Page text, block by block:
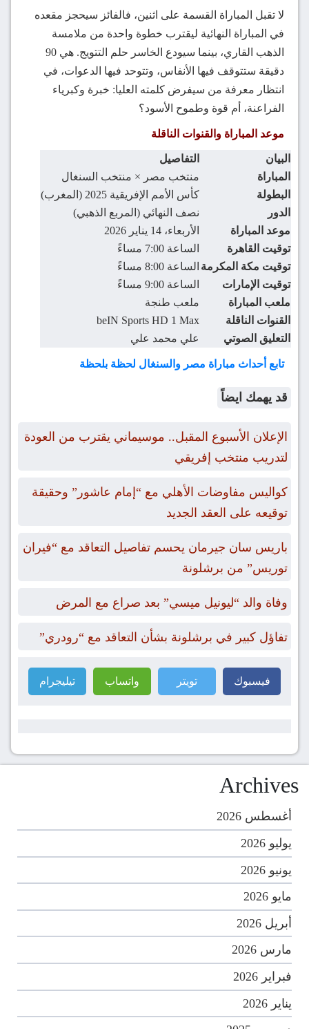
لا تقبل المباراة القسمة على اثنين، فالفائز سيحجز مقعده
في المباراة النهائية ليقترب خطوة واحدة من ملامسة
الذهب القاري، بينما سيودع الخاسر حلم التتويج. هي 90
دقيقة ستتوقف فيها الأنفاس، وتتوحد فيها الدعوات، في
انتظار معرفة من سيفرض كلمته العليا: خبرة وكبرياء
الفراعنة، أم قوة وطموح الأسود؟
موعد المباراة والقنوات الناقلة
البيان
التفاصيل
المباراة
منتخب مصر × منتخب السنغال
البطولة
كأس الأمم الإفريقية 2025 (المغرب)
الدور
نصف النهائي (المربع الذهبي)
موعد المباراة
الأربعاء، 14 يناير 2026
توقيت القاهرة
الساعة 7:00 مساءً
توقيت مكة المكرمة الساعة 8:00 مساءً
توقيت الإمارات
الساعة 9:00 مساءً
ملعب المباراة
ملعب طنجة
القنوات الناقلة
beIN Sports HD 1 Max
التعليق الصوتي
علي محمد علي
تابع أحداث مباراة مصر والسنغال لحظة بلحظة
قد يهمك ايضاً
الإعلان الأسبوع المقبل.. موسيماني يقترب من العودة
لتدريب منتخب إفريقي
كواليس مفاوضات الأهلي مع “إمام عاشور” وحقيقة
توقيعه على العقد الجديد
باريس سان جيرمان يحسم تفاصيل التعاقد مع “فيران
توريس” من برشلونة
وفاة والد “ليونيل ميسي” بعد صراع مع المرض
تفاؤل كبير في برشلونة بشأن التعاقد مع “رودري”
فيسبوك تويتر واتساب تيليجرام
Archives
أغسطس 2026
يوليو 2026
يونيو 2026
مايو 2026
أبريل 2026
مارس 2026
فبراير 2026
يناير 2026